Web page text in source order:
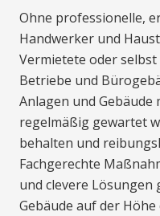
Ohne professionelle,
Handwerker und
Vermietete oder
Betriebe und
Anlagen und
regelmäßig gewartet
behalten und
Fachgerechte
und clevere Lösungen
Gebäude auf der